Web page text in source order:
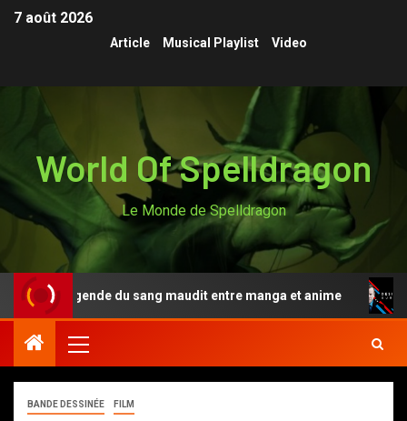
7 août 2026
Article Musical Playlist Video
World Of Spelldragon
Le Monde de Spelldragon
la légende du sang maudit entre manga et anime
BANDE DESSINÉE FILM